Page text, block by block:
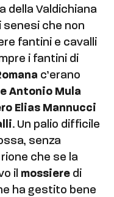
della Valdichiana
che non
fantini e cavalli
i fantini di
c’erano
Antonio Mula
Elias Mannucci
. Un palio difficile
senza
che se la
il mossiere di
ha gestito bene